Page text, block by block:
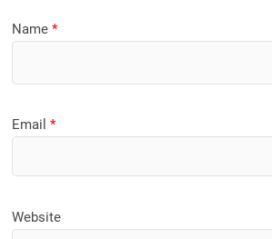
Name*
Email*
Website